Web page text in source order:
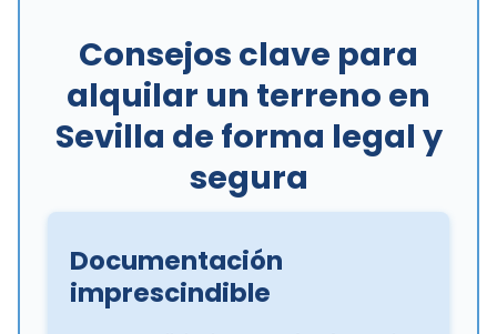
Consejos clave para
alquilar un terreno en
Sevilla de forma legal y
segura
Documentación
imprescindible